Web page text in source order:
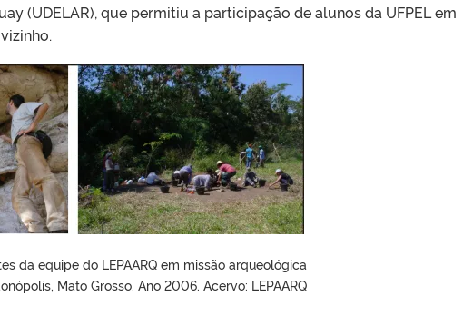
(UDELAR), que permitiu a participação de alunos da UFPEL em
da equipe do LEPAARQ em missão arqueológica
Mato Grosso. Ano 2006. Acervo: LEPAARQ